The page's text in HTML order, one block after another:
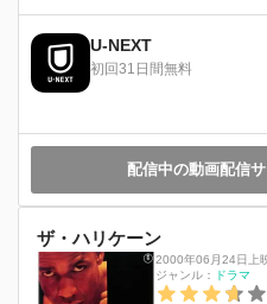
U-NEXT
初回31日間無料
配信中の動画配信
ザ・ハリケーン
2000年06月24日上
ジャンル：
ドラマ